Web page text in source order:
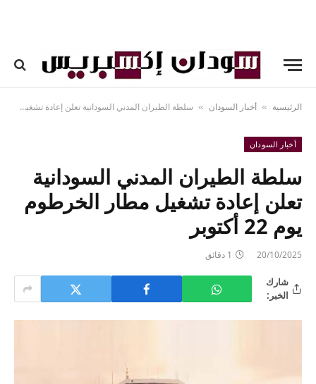
الرئيسية » أخبار السودان » سلطة الطيران المدني السودانية تعلن إعادة تشغيل مطار الخرطوم يوم 22 أكتوبر
أخبار السودان
سلطة الطيران المدني السودانية
تعلن إعادة تشغيل مطار الخرطوم
يوم 22 أكتوبر
20/10/2025 1 دقائق
شارك
الخبر: